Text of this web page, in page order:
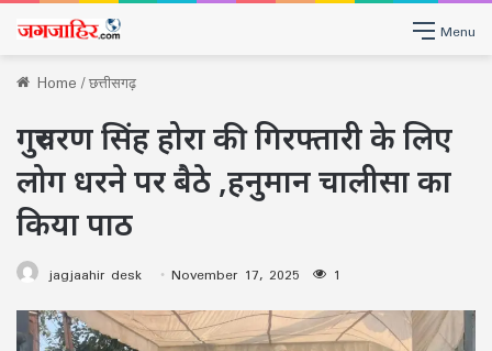
Menu
Home/छत्तीसगढ़
गुरुचरण सिंह होरा की गिरफ्तारी के लिए
लोग धरने पर बैठे ,हनुमान चालीसा का
किया पाठ
jagjaahir desk November 17, 2025 1